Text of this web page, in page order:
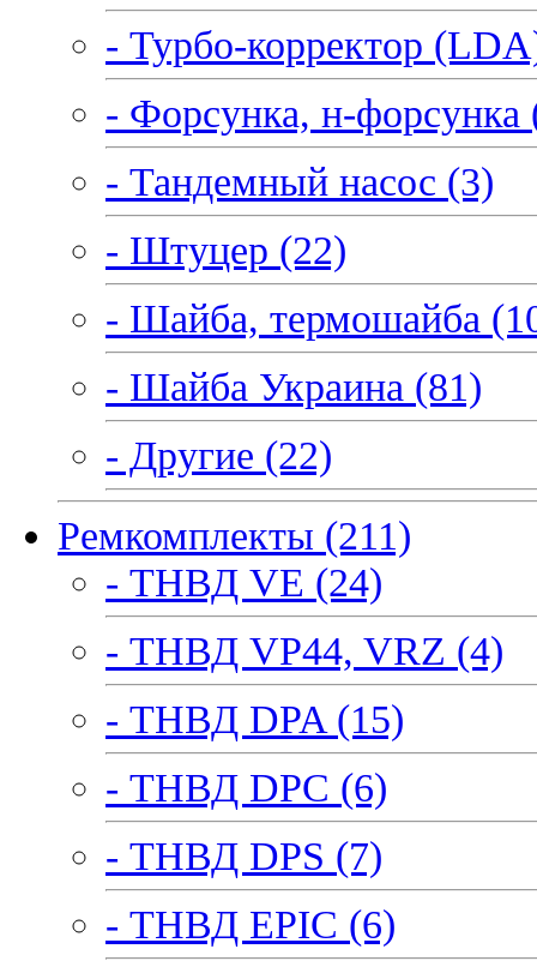
- Турбо-корректор
- Форсунка, н-форсунка
- Тандемный насос (3)
- Штуцер (22)
- Шайба, термошайба
- Шайба Украина (81)
- Другие (22)
Ремкомплекты (211)
- ТНВД VE (24)
- ТНВД VP44, VRZ (4)
- ТНВД DPA (15)
- ТНВД DPC (6)
- ТНВД DPS (7)
- ТНВД EPIC (6)